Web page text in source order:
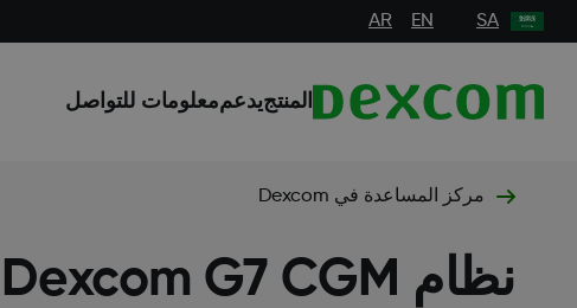
SA
EN
AR
المنتجيدعممعلومات للتواصل
مركز المساعدة في Dexcom
نظام Dexcom G7 CGM